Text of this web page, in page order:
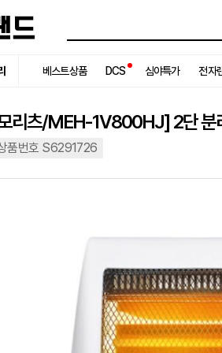
베스트상품 DCS 심야특가 전자
리츠/MEH-1V800HJ] 2단 분
품번호 S6291726